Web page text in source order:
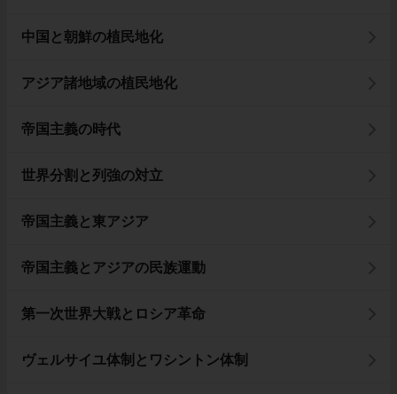
中国と朝鮮の植民地化
アジア諸地域の植民地化
帝国主義の時代
世界分割と列強の対立
帝国主義と東アジア
帝国主義とアジアの民族運動
第一次世界大戦とロシア革命
ヴェルサイユ体制とワシントン体制